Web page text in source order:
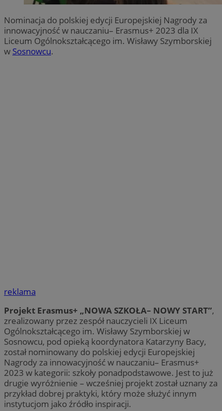
Nominacja do polskiej edycji Europejskiej Nagrody za
innowacyjność w nauczaniu– Erasmus+ 2023 dla IX
Liceum Ogólnokształcącego im. Wisławy Szymborskiej
w Sosnowcu.
reklama
Projekt Erasmus+ „NOWA SZKOŁA– NOWY START”,
zrealizowany przez zespół nauczycieli IX Liceum
Ogólnokształcącego im. Wisławy Szymborskiej w
Sosnowcu, pod opieką koordynatora Katarzyny Bacy,
został nominowany do polskiej edycji Europejskiej
Nagrody za innowacyjność w nauczaniu– Erasmus+
2023 w kategorii: szkoły ponadpodstawowe. Jest to już
drugie wyróżnienie – wcześniej projekt został uznany za
przykład dobrej praktyki, który może służyć innym
instytucjom jako źródło inspiracji.